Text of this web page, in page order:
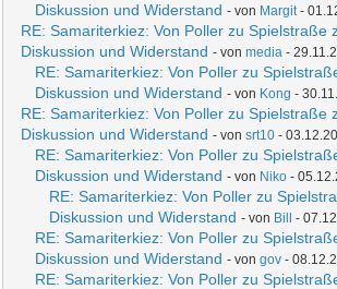
Diskussion und Widerstand - von Margit-
RE: Samariterkiez: Von Poller zu Spielstraße
Diskussion und Widerstand - vonmedia -
RE: Samariterkiez: Von Poller zu
Diskussion und Widerstand - von Kong -
RE: Samariterkiez: Von Poller zu Spielstraße
Diskussion und Widerstand - vonsrt10 -
RE: Samariterkiez: Von Poller zu
Diskussion und Widerstand - von Niko -
RE: Samariterkiez: Von Poller zu
Diskussion und Widerstand - von Bill -
RE: Samariterkiez: Von Poller zu
Diskussion und Widerstand - vongov -
RE: Samariterkiez: Von Poller zu